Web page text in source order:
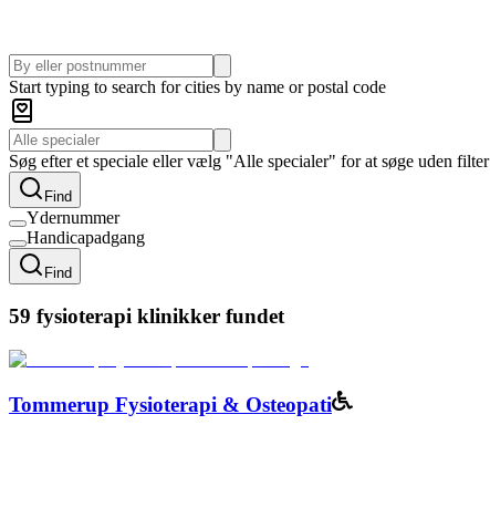
Start typing to search for cities by name or postal code
Søg efter et speciale eller vælg "Alle specialer" for at søge uden filter
Find
Ydernummer
Handicapadgang
Find
59 fysioterapi klinikker fundet
Tommerup Fysioterapi & Osteopati